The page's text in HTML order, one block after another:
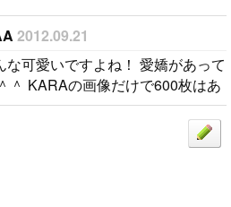
2012.09.21
な可愛いですよね！ 愛嬌があって
＾ KARAの画像だけで600枚はあ
スンヨンおんにが大好きです＾＾
愛嬌があってものすごく可愛いで